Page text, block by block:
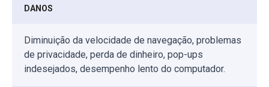
DANOS
Diminuição da velocidade de navegação, problemas
de privacidade, perda de dinheiro, pop-ups
indesejados, desempenho lento do computador.